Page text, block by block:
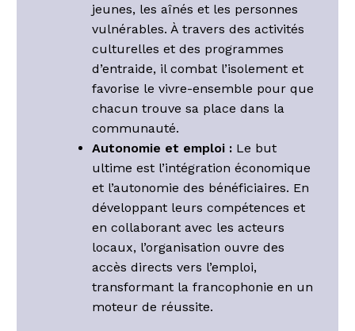
jeunes, les aînés et les personnes
vulnérables. À travers des activités
culturelles et des programmes
d’entraide, il combat l’isolement et
favorise le vivre-ensemble pour que
chacun trouve sa place dans la
communauté.
Autonomie et emploi :Le but
ultime est l’intégration économique
et l’autonomie des bénéficiaires. En
développant leurs compétences et
en collaborant avec les acteurs
locaux, l’organisation ouvre des
accès directs vers l’emploi,
transformant la francophonie en un
moteur de réussite.